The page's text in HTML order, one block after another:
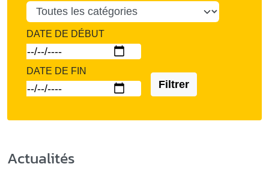
DATE DE DÉBUT
DATE DE FIN
Filtrer
Actualités